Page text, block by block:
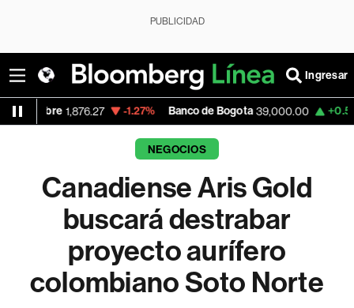
PUBLICIDAD
Ingresar
1,876.27 -1.27% Banco de Bogota 39,000.00 +0.52%
NEGOCIOS
Canadiense Aris Gold
buscará destrabar
proyecto aurífero
colombiano Soto Norte